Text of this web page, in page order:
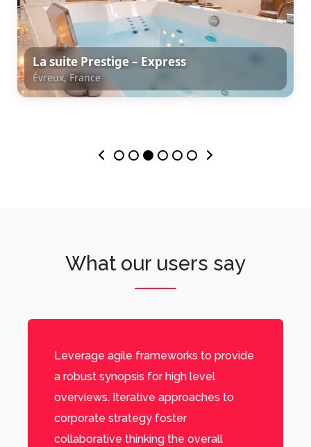
Évreux, France
La suite Prestige – Express
Évreux, France
What our users say
Leverage agile frameworks to provide
a robust synopsis for high level
overviews. Iterative approaches to
corporate strategy foster
collaborative thinking the overall